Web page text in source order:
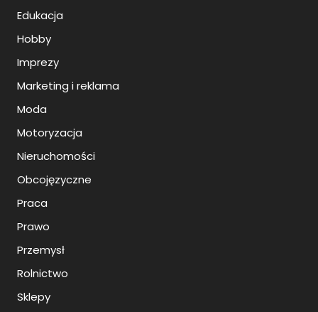
Edukacja
Hobby
Imprezy
Marketing i reklama
Moda
Motoryzacja
Nieruchomości
Obcojęzyczne
Praca
Prawo
Przemysł
Rolnictwo
Sklepy